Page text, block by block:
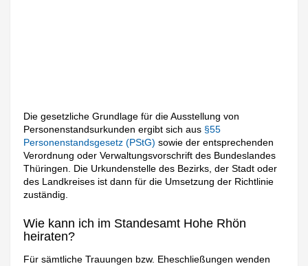
Die gesetzliche Grundlage für die Ausstellung von
Personenstandsurkunden ergibt sich aus §55
Personenstandsgesetz (PStG)sowie der entsprechenden
Verordnung oder Verwaltungsvorschrift des Bundeslandes
Thüringen. Die Urkundenstelle des Bezirks, der Stadt oder
des Landkreises ist dann für die Umsetzung der Richtlinie
zuständig.
Wie kann ich im Standesamt Hohe Rhön
heiraten?
Für sämtliche Trauungen bzw. Eheschließungen wenden